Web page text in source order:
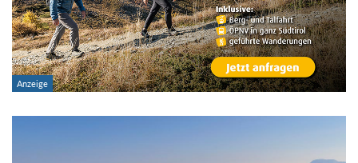
Gebirge:
Art der Tour: